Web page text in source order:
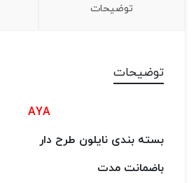
توضیحات
توضیحات
AYA
بسته بندی نایلون طرح دار
باضمانت مدت